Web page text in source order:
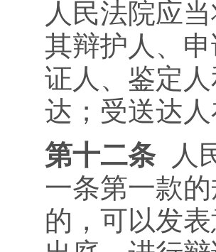
人民法院应
其辩护人、
证人、鉴定
达；受送达
第十二条
人
一条第一款
的，可以发